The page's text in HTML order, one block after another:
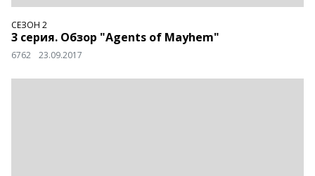
СЕЗОН 2
3 серия. Обзор "Agents of Mayhem"
6762 23.09.2017